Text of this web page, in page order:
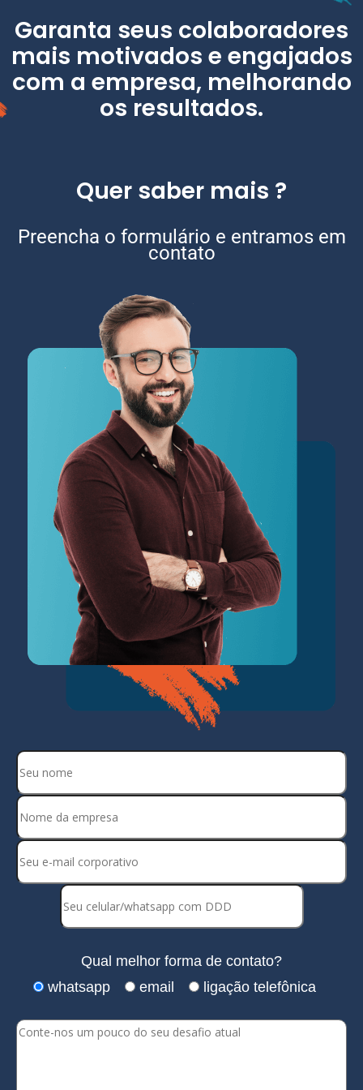
Garanta seus colaboradores
mais motivados e engajados
com a empresa, melhorando
os resultados.
Quer saber mais ?
Preencha o formulário e entramos em
contato
Qual melhor forma de contato?
whatsapp
email ligação telefônica